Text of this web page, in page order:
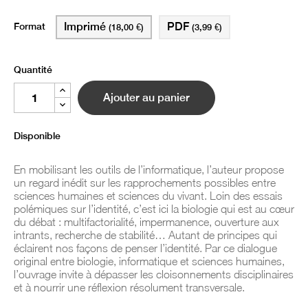
Format Imprimé (18,00 €) PDF (3,99 €)
Quantité
Ajouter au panier
Disponible
En mobilisant les outils de l’informatique, l’auteur propose
un regard inédit sur les rapprochements possibles entre
sciences humaines et sciences du vivant. Loin des essais
polémiques sur l’identité, c’est ici la biologie qui est au cœur
du débat : multifactorialité, impermanence, ouverture aux
intrants, recherche de stabilité… Autant de principes qui
éclairent nos façons de penser l’identité. Par ce dialogue
original entre biologie, informatique et sciences humaines,
l’ouvrage invite à dépasser les cloisonnements disciplinaires
et à nourrir une réflexion résolument transversale.